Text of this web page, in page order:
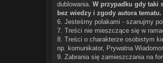
dublowania. W przypadku gdy taki
bez wiedzy i zgody autora tematu.
6. Jesteśmy polakami - szanujmy
7. Treści nie mieszczące się w
8. Treści o charakterze osobistym
np. komunikator, Prywatna
9. Zabrania się zamieszczania na